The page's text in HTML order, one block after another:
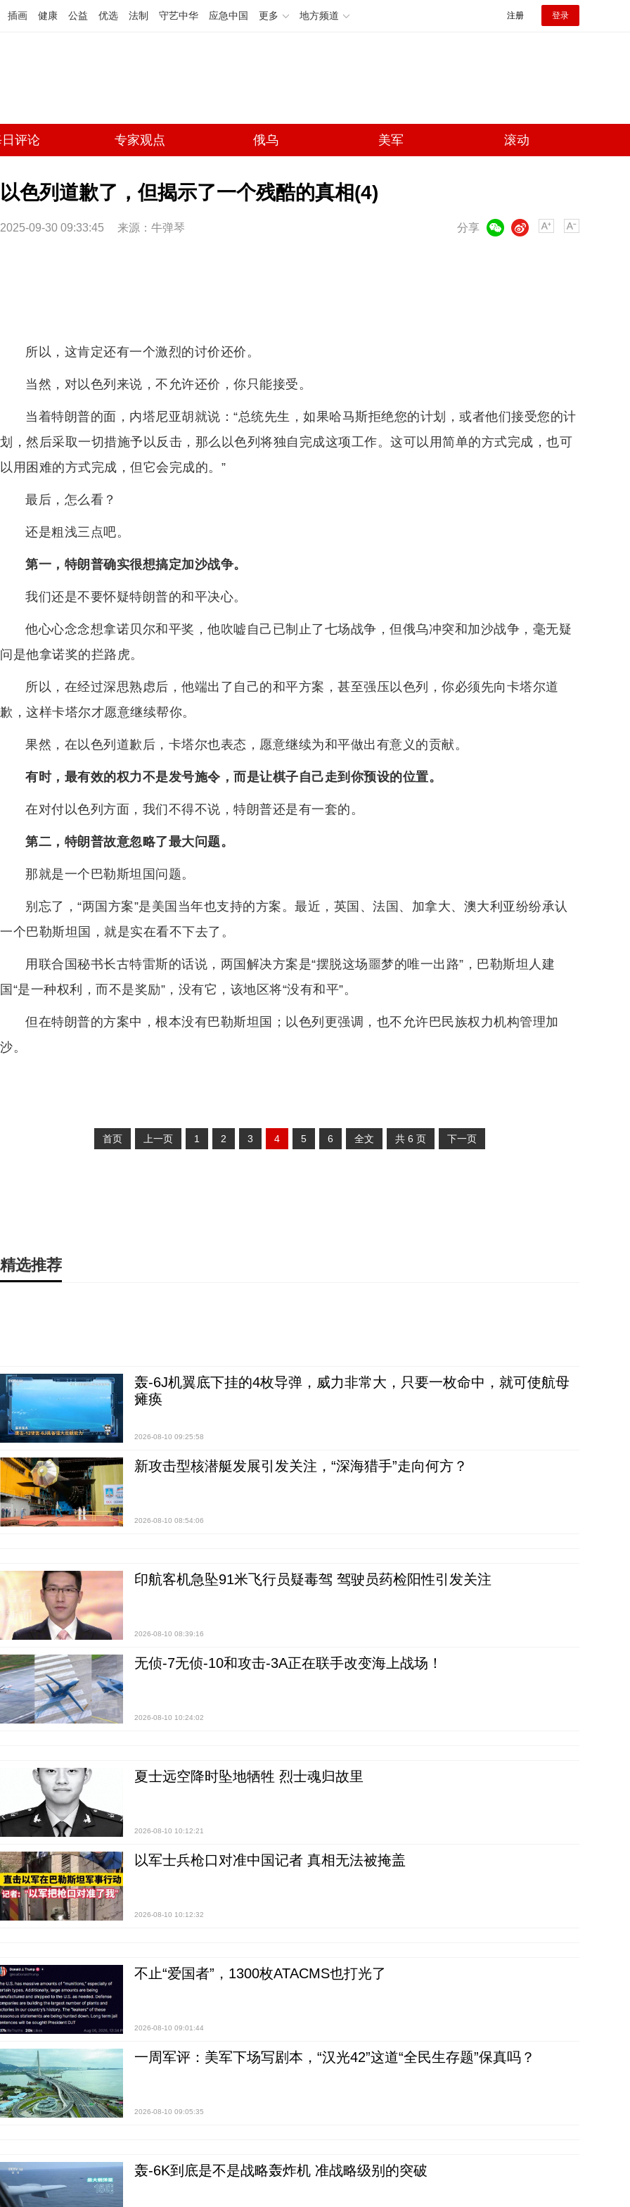
插画 健康 公益 优选 法制 守艺中华 应急中国 更多 地方频道 注册 登录
评论 专家观点 俄乌 美军 滚动
以色列道歉了，但揭示了一个残酷的真相(4)
2025-09-30 09:33:45 来源：牛弹琴 分享
微博
所以，这肯定还有一个激烈的讨价还价。
当然，对以色列来说，不允许还价，你只能接受。
当着特朗普的面，内塔尼亚胡就说：“总统先生，如果哈马斯拒绝您的计划，或者他们接受您的计
划，然后采取一切措施予以反击，那么以色列将独自完成这项工作。这可以用简单的方式完成，也可
以用困难的方式完成，但它会完成的。”
最后，怎么看？
还是粗浅三点吧。
第一，特朗普确实很想搞定加沙战争。
我们还是不要怀疑特朗普的和平决心。
他心心念念想拿诺贝尔和平奖，他吹嘘自己已制止了七场战争，但俄乌冲突和加沙战争，毫无疑
问是他拿诺奖的拦路虎。
所以，在经过深思熟虑后，他端出了自己的和平方案，甚至强压以色列，你必须先向卡塔尔道
歉，这样卡塔尔才愿意继续帮你。
果然，在以色列道歉后，卡塔尔也表态，愿意继续为和平做出有意义的贡献。
有时，最有效的权力不是发号施令，而是让棋子自己走到你预设的位置。
在对付以色列方面，我们不得不说，特朗普还是有一套的。
第二，特朗普故意忽略了最大问题。
那就是一个巴勒斯坦国问题。
别忘了，“两国方案”是美国当年也支持的方案。最近，英国、法国、加拿大、澳大利亚纷纷承认
一个巴勒斯坦国，就是实在看不下去了。
用联合国秘书长古特雷斯的话说，两国解决方案是“摆脱这场噩梦的唯一出路”，巴勒斯坦人建
国“是一种权利，而不是奖励”，没有它，该地区将“没有和平”。
但在特朗普的方案中，根本没有巴勒斯坦国；以色列更强调，也不允许巴民族权力机构管理加
沙。
首页 上一页 1 2 3 4 5 6 全文 共 6 页 下一页
精选推荐
轰-6J机翼底下挂的4枚导弹，威力非常大，只要一枚命中，就可使航母
瘫痪
2026-08-10 09:25:58
新攻击型核潜艇发展引发关注，“深海猎手”走向何方？
2026-08-10 08:54:06
印航客机急坠91米飞行员疑毒驾 驾驶员药检阳性引发关注
2026-08-10 08:39:16
无侦-7无侦-10和攻击-3A正在联手改变海上战场！
2026-08-10 10:24:02
夏士远空降时坠地牺牲 烈士魂归故里
2026-08-10 10:12:21
以军士兵枪口对准中国记者 真相无法被掩盖
2026-08-10 10:12:32
不止“爱国者”，1300枚ATACMS也打光了
2026-08-10 09:01:44
一周军评：美军下场写剧本，“汉光42”这道“全民生存题”保真吗？
2026-08-10 09:05:35
轰-6K到底是不是战略轰炸机 准战略级别的突破